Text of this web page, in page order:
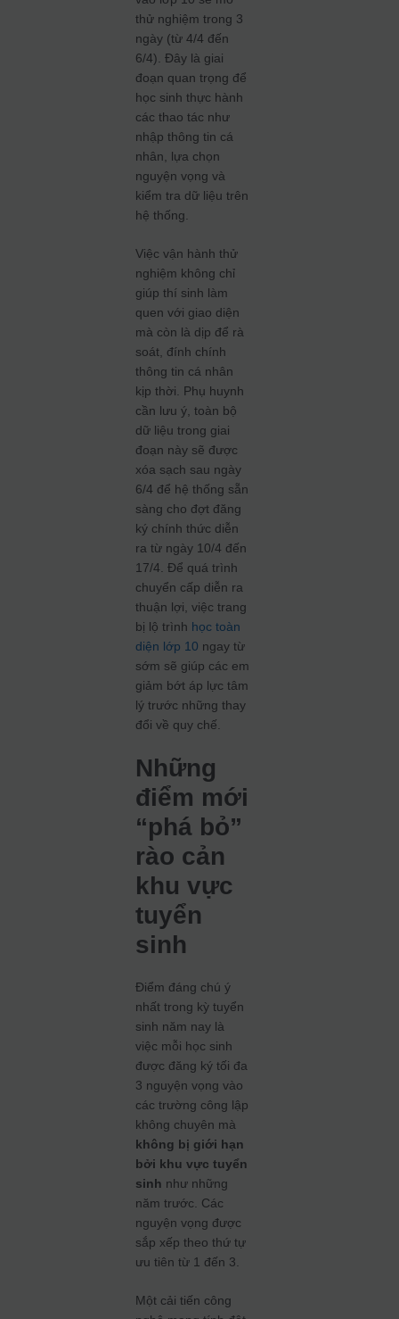
thử nghiệm trong 3
ngày (từ 4/4 đến
6/4). Đây là giai
đoạn quan trọng để
học sinh thực hành
các thao tác như
nhập thông tin cá
nhân, lựa chọn
nguyện vọng và
kiểm tra dữ liệu trên
hệ thống.
Việc vận hành thử
nghiệm không chỉ
giúp thí sinh làm
quen với giao diện
mà còn là dịp để rà
soát, đính chính
thông tin cá nhân
kịp thời. Phụ huynh
cần lưu ý, toàn bộ
dữ liệu trong giai
đoạn này sẽ được
xóa sạch sau ngày
6/4 để hệ thống sẵn
sàng cho đợt đăng
ký chính thức diễn
ra từ ngày 10/4 đến
17/4. Để quá trình
chuyển cấp diễn ra
thuận lợi, việc trang
bị lộ trình học toàn
diện lớp 10 ngay từ
sớm sẽ giúp các em
giảm bớt áp lực tâm
lý trước những thay
đổi về quy chế.
Những
điểm mới
“phá bỏ”
rào cản
khu vực
tuyển
sinh
Điểm đáng chú ý
nhất trong kỳ tuyển
sinh năm nay là
việc mỗi học sinh
được đăng ký tối đa
3 nguyện vọng vào
các trường công lập
không chuyên mà
không bị giới hạn
bởi khu vực tuyển
sinh như những
năm trước. Các
nguyện vọng được
sắp xếp theo thứ tự
ưu tiên từ 1 đến 3.
Một cải tiến công